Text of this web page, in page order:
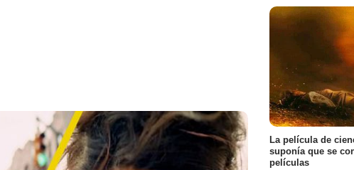
La película de
suponía que se
películas